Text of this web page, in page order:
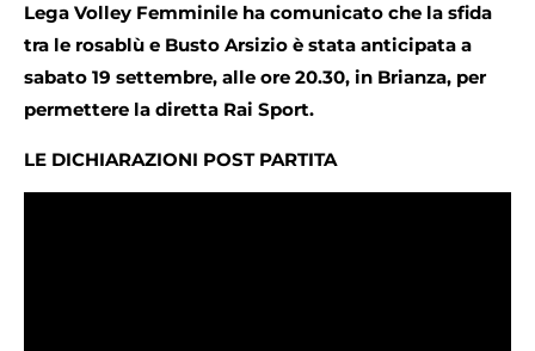
Lega Volley Femminile ha comunicato che la sfida
tra le rosablù e Busto Arsizio è stata anticipata a
sabato 19 settembre, alle ore 20.30, in Brianza, per
permettere la diretta Rai Sport.
LE DICHIARAZIONI POST PARTITA